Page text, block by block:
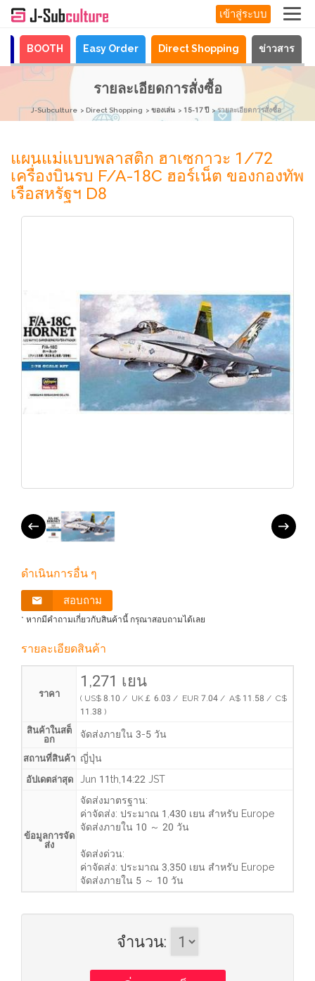
เข้าสู่ระบบ
BOOTH Easy Order Direct Shopping ข่าวสาร
รายละเอียดการสั่งซื้อ
J-Subculture Direct Shopping ของเล่น 15-17 ปี รายละเอียดการสั่งซื้อ
แผนแม่แบบพลาสติก ฮาเซกาวะ 1/72
เครื่องบินรบ F/A-18C ฮอร์เน็ต ของกองทัพ
เรือสหรัฐฯ D8
ดำเนินการอื่น ๆ
สอบถาม
* หากมีคำถามเกี่ยวกับสินค้านี้ กรุณาสอบถามได้เลย
รายละเอียดสินค้า
ราคา
1,271 เยน
( US$ 8.10 / UK￡ 6.03 / EUR 7.04 / A$ 11.58 / C$
11.38 )
สินค้าในสต็
อก
จัดส่งภายใน 3-5 วัน
สถานที่สินค้า ญี่ปุ่น
อัปเดตล่าสุด Jun 11th,14:22 JST
ข้อมูลการจัด
ส่ง
จัดส่งมาตรฐาน:
ค่าจัดส่ง: ประมาณ 1,430 เยน สำหรับ Europe
จัดส่งภายใน 10 ～ 20 วัน
จัดส่งด่วน:
ค่าจัดส่ง: ประมาณ 3,350 เยน สำหรับ Europe
จัดส่งภายใน 5 ～ 10 วัน
จำนวน: